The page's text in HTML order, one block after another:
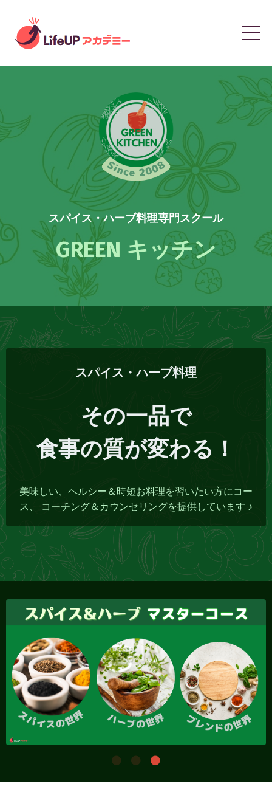
スパイス・ハーブ料理専門スクール
GREEN キッチン
スパイス・ハーブ料理
その一品で
食事の質が変わる！
美味しい、ヘルシー＆時短お料理を習いたい方にコー
ス、 コーチング＆カウンセリングを提供しています ♪